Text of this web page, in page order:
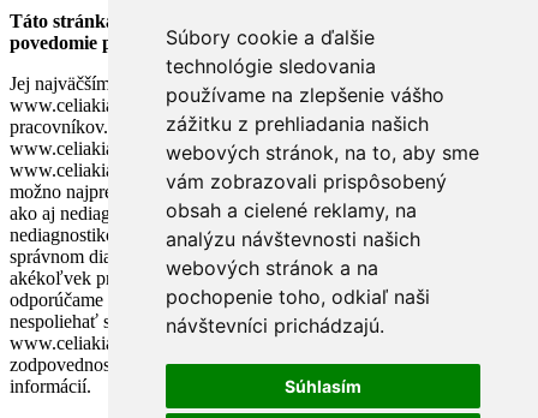
Súbory cookie a ďalšie
technológie sledovania
používame na zlepšenie vášho
zážitku z prehliadania našich
webových stránok, na to, aby sme
vám zobrazovali prispôsobený
obsah a cielené reklamy, na
analýzu návštevnosti našich
webových stránok a na
pochopenie toho, odkiaľ naši
návštevníci prichádzajú.
Súhlasím
Táto stránka bola založená v auguste 2002 v snahe zlepšiť
povedomie pacientov o celiakii.
Jej najväčším prínosom je výmena informácií medzi užívateľmi. Tím
www.celiakia.sk sa neskladá z lekárov ani iných zdravotníckych
pracovníkov. Akákoľvek rada poskytnutá na stránke
www.celiakia.sk nemôže nahradiť radu lekára. Cieľom stránky
www.celiakia.sk a našich odpovedí na vaše otázky je poskytnúť čo
možno najpresnejšie informácie o chorobe tak diagnostikovaným
ako aj nediagnostikovaným pacientom, pričom u
nediagnostikovaných pacientov môžu naše rady pomôcť lekárom pri
správnom diagnostikovaní choroby.V prípade, že pozorujete
akékoľvek príznaky alebo ťažkosti neznámeho pôvodu, dôrazne
odporúčame bezodkladne vyhľadať odbornú lekársku pomoc a
nespoliehať sa na informácie publikované na stránke
www.celiakia.sk. Tím www.celiakia.sk nenesie žiadnu
zodpovednosť za správnosť, pravdivosť či odbornosť poskytnutých
informácií.